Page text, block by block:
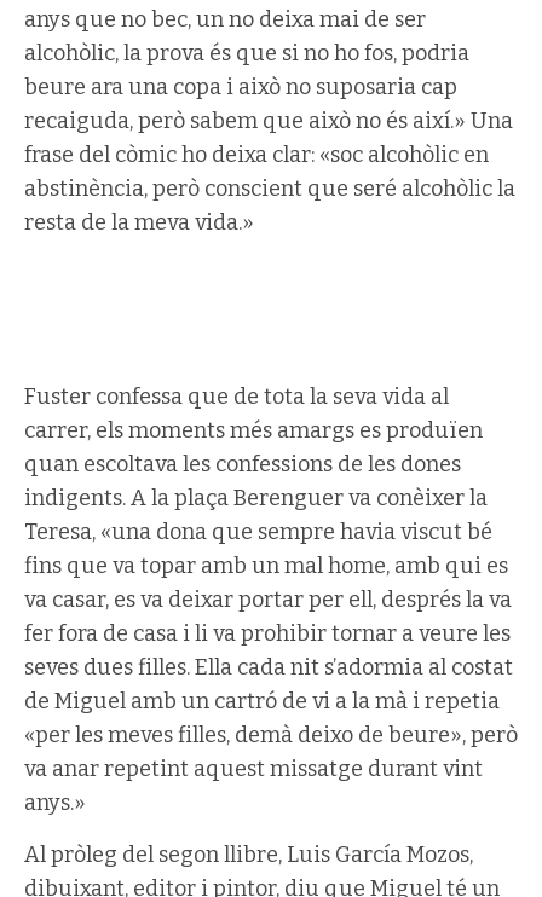
anys que no bec, un no deixa mai de ser
alcohòlic, la prova és que si no ho fos, podria
beure ara una copa i això no suposaria cap
recaiguda, però sabem que això no és així.» Una
frase del còmic ho deixa clar: «soc alcohòlic en
abstinència, però conscient que seré alcohòlic la
resta de la meva vida.»
Fuster confessa que de tota la seva vida al
carrer, els moments més amargs es produïen
quan escoltava les confessions de les dones
indigents. A la plaça Berenguer va conèixer la
Teresa, «una dona que sempre havia viscut bé
fins que va topar amb un mal home, amb qui es
va casar, es va deixar portar per ell, després la va
fer fora de casa i li va prohibir tornar a veure les
seves dues filles. Ella cada nit s’adormia al costat
de Miguel amb un cartró de vi a la mà i repetia
«per les meves filles, demà deixo de beure», però
va anar repetint aquest missatge durant vint
anys.»
Al pròleg del segon llibre, Luis García Mozos,
dibuixant, editor i pintor, diu que Miguel té un